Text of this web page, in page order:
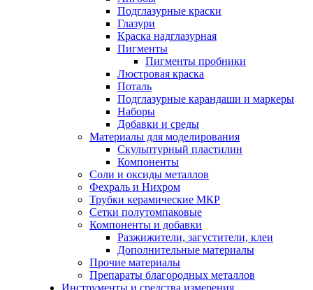
Подглазурные краски
Глазури
Краска надглазурная
Пигменты
Пигменты пробники
Люстровая краска
Поталь
Подглазурные карандаши и маркеры
Наборы
Добавки и среды
Материалы для моделирования
Скульптурный пластилин
Компоненты
Соли и оксиды металлов
Фехраль и Нихром
Трубки керамические МКР
Сетки полутомпаковые
Компоненты и добавки
Разжижители, загустители, клеи
Дополнительные материалы
Прочие материалы
Препараты благородных металлов
Инструменты и средства измерения